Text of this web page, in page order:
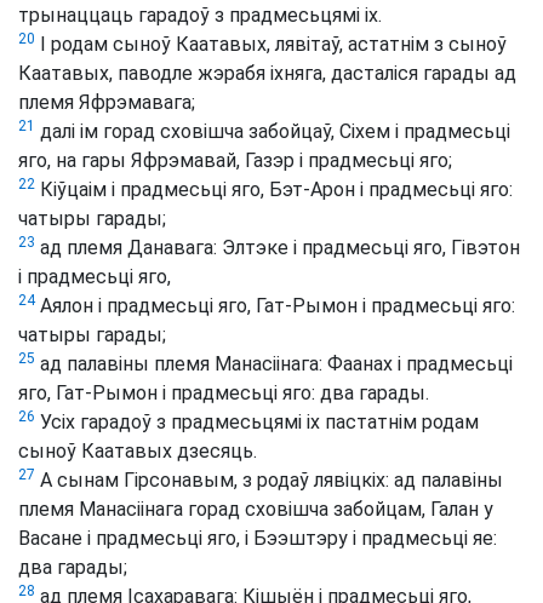
трынаццаць гарадоў з прадмесьцямі іх.
20
І родам сыноў Каатавых, лявітаў, астатнім з сыноў
Каатавых, паводле жэрабя іхняга, дасталіся гарады ад
племя Яфрэмавага;
21 далі ім горад сховішча забойцаў, Сіхем і прадмесьці
яго, на гары Яфрэмавай, Газэр і прадмесьці яго;
22 Кіўцаім і прадмесьці яго, Бэт-Арон і прадмесьці яго:
чатыры гарады;
23 ад племя Данавага: Элтэке і прадмесьці яго, Гівэтон
і прадмесьці яго,
24Аялон і прадмесьці яго, Гат-Рымон і прадмесьці яго:
чатыры гарады;
25 ад палавіны племя Манасіінага: Фаанах і прадмесьці
яго, Гат-Рымон і прадмесьці яго: два гарады.
26 Усіх гарадоў з прадмесьцямі іх пастатнім родам
сыноў Каатавых дзесяць.
27 А сынам Гірсонавым, з родаў лявіцкіх: ад палавіны
племя Манасіінага горад сховішча забойцам, Галан у
Васане і прадмесьці яго, і Бээштэру і прадмесьці яе:
два гарады;
28 ад племя Ісахаравага: Кішыён і прадмесьці яго,